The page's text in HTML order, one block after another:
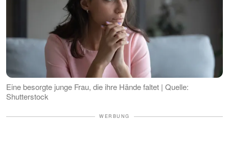
Eine besorgte junge Frau, die ihre Hände faltet | Quelle:
Shutterstock
WERBUNG